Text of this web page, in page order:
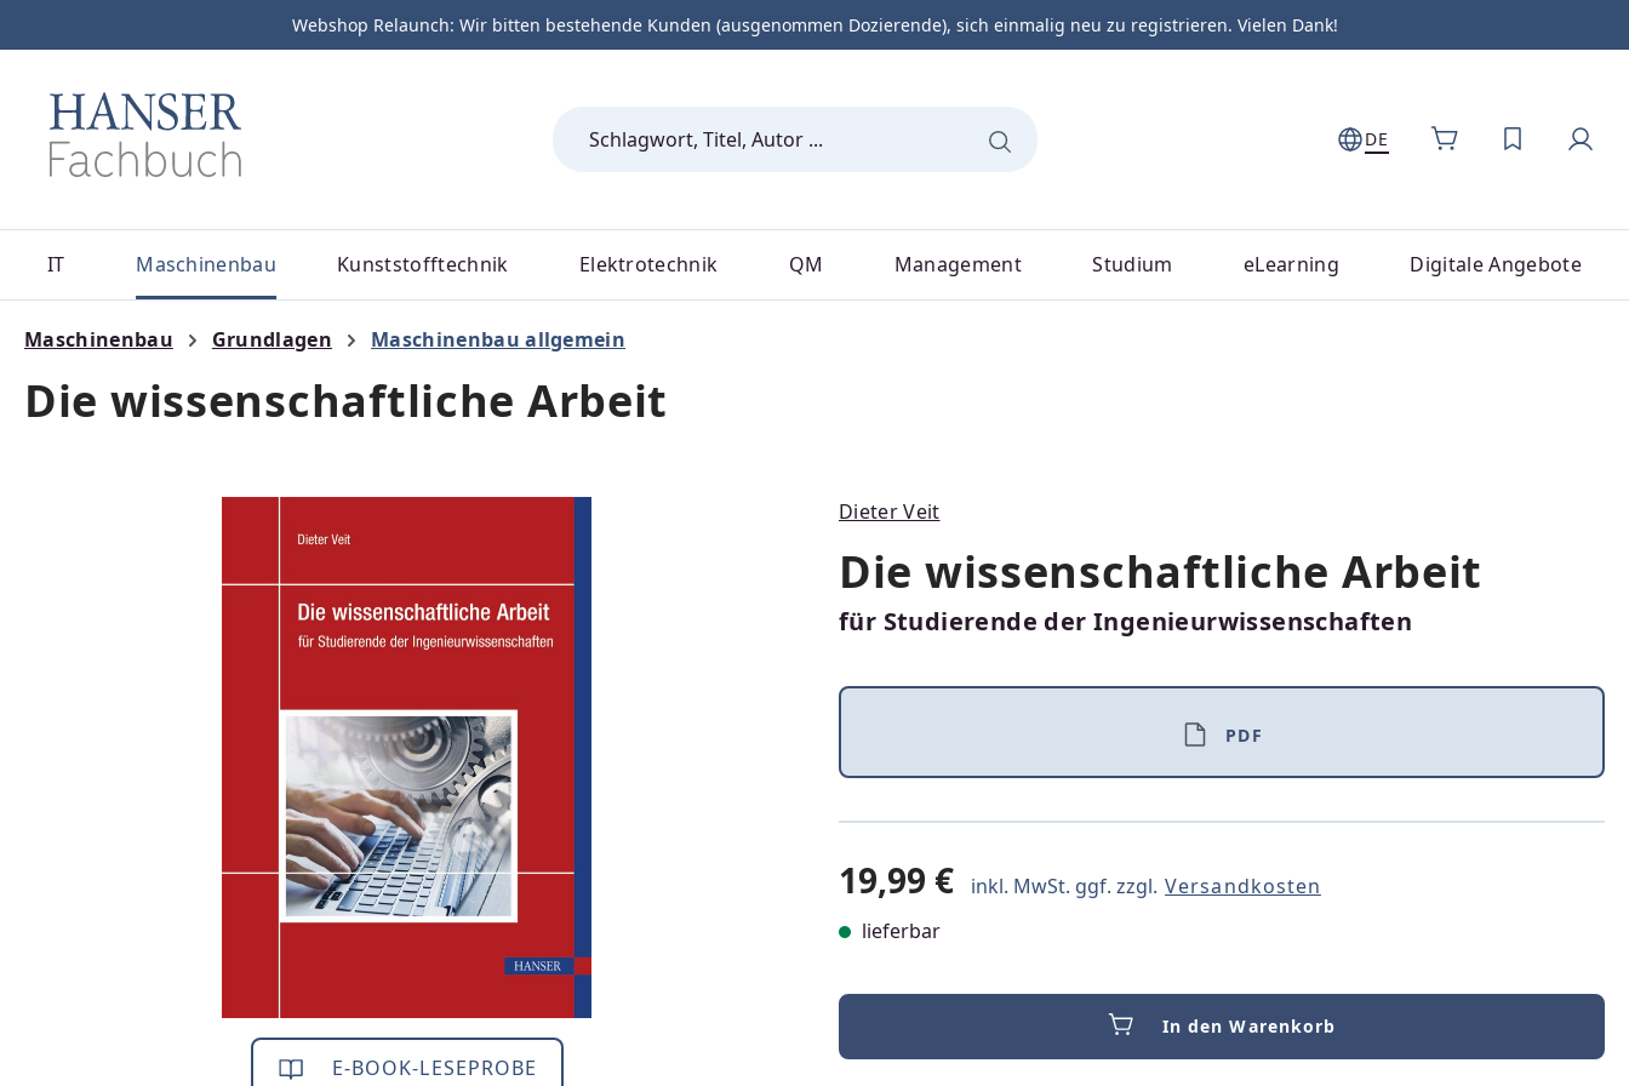
Zur Hauptnavigation springenWebshop Relaunch: Wir bitten bestehende Kunden (ausgenommen Dozierende), sich einmalig neu zu registrieren. Vielen Dank!
DE DU HAST 0
IT Maschinenbau Kunststofftechnik Elektrotechnik QM Management Studium eLearning Digitale Angebote
Maschinenbau Grundlagen Maschinenbau allgemein
Die wissenschaftliche Arbeit
E-BOOK-LESEPROBE
Dieter Veit
Die wissenschaftliche Arbeit
für Studierende der Ingenieurwissenschaften
PDF
19,99 € inkl. MwSt. ggf. zzgl. Versandkosten
lieferbar
In den Warenkorb